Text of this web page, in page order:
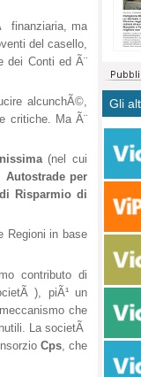
finanziaria, ma
del casello,
dei Conti ed Ã¨
alcunchÃ©,
critiche. Ma Ã¨
(nel cui
Autostrade per
Risparmio di
Regioni in base
contributo di
), piÃ¹ un
che
La societÃ
Cps , che
la
ma
pace
fatto
dei
alta
Gli